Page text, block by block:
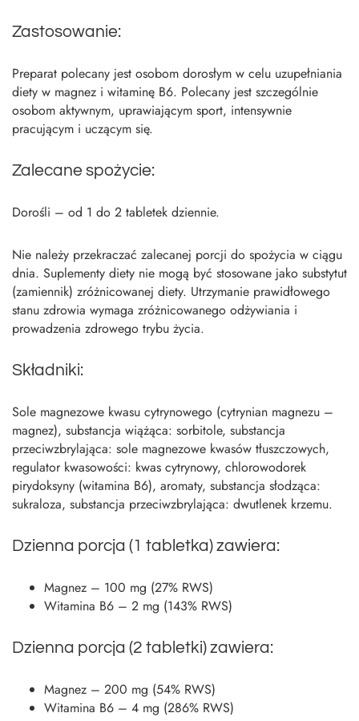
Zastosowanie:
Preparat polecany jest osobom dorosłym w celu uzupełniania
diety w magnez i witaminę B6. Polecany jest szczególnie
osobom aktywnym, uprawiającym sport, intensywnie
pracującym i uczącym się.
Zalecane spożycie:
Dorośli – od 1 do 2 tabletek dziennie.
Nie należy przekraczać zalecanej porcji do spożycia w ciągu
dnia. Suplementy diety nie mogą być stosowane jako substytut
(zamiennik) zróżnicowanej diety. Utrzymanie prawidłowego
stanu zdrowia wymaga zróżnicowanego odżywiania i
prowadzenia zdrowego trybu życia.
Składniki:
Sole magnezowe kwasu cytrynowego (cytrynian magnezu –
magnez), substancja wiążąca: sorbitole, substancja
przeciwzbrylająca: sole magnezowe kwasów tłuszczowych,
regulator kwasowości: kwas cytrynowy, chlorowodorek
pirydoksyny (witamina B6), aromaty, substancja słodząca:
sukraloza, substancja przeciwzbrylająca: dwutlenek krzemu.
Dzienna porcja (1 tabletka) zawiera:
Magnez – 100 mg (27% RWS)
Witamina B6 – 2 mg (143% RWS)
Dzienna porcja (2 tabletki) zawiera:
Magnez – 200 mg (54% RWS)
Witamina B6 – 4 mg (286% RWS)